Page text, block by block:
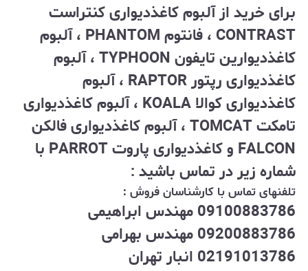
برای خرید از آلبوم کاغذدیواری کنتراست
CONTRAST ، فانتوم PHANTOM
، آلبوم
کاغذدیوارین تایفون TYPHOON ، آلبوم
کاغذدیواری رپتور RAPTOR ، آلبوم
کاغذدیواری کوالا KOALA ، آلبوم کاغذدیواری
تامکت TOMCAT ، آلبوم کاغذدیواری فالکن
FALCON و کاغذدیواری پاروت PARROT با
شماره زیر در تماس باشید :
تلفنهای تماس با کارشناسان فروش :
09100883786 مهندس ابراهیمی
09200883786 مهندس بهرامی
02191013786 انبار تهران